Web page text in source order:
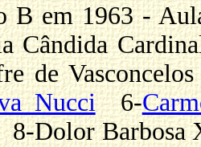
B em 1963 -
Cândida
de
Nucci6-
8-Dolor